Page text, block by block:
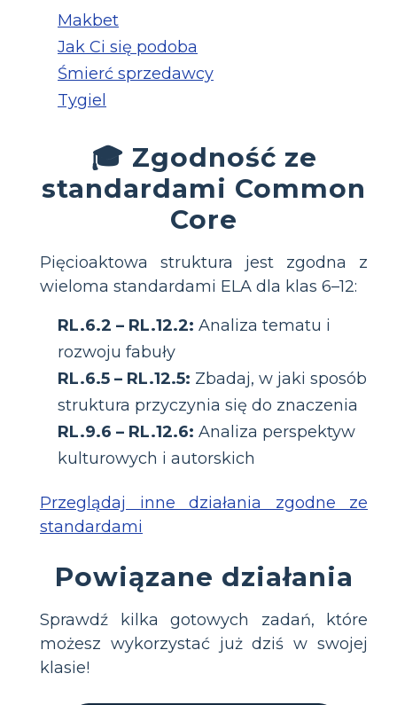
Makbet
Jak Ci się podoba
Śmierć sprzedawcy
Tygiel
🎓 Zgodność ze
standardami Common
Core
Pięcioaktowa struktura jest zgodna z
wieloma standardami ELA dla klas 6–12:
RL.6.2 – RL.12.2: Analiza tematu i
rozwoju fabuły
RL.6.5 – RL.12.5: Zbadaj, w jaki sposób
struktura przyczynia się do znaczenia
RL.9.6 – RL.12.6: Analiza perspektyw
kulturowych i autorskich
Przeglądaj inne działania zgodne ze
standardami
Powiązane działania
Sprawdź kilka gotowych zadań, które
możesz wykorzystać już dziś w swojej
klasie!